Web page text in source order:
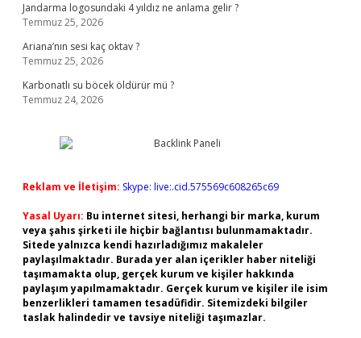
Jandarma logosundaki 4 yıldız ne anlama gelir ?
Temmuz 25, 2026
Ariana’nın sesi kaç oktav ?
Temmuz 25, 2026
Karbonatlı su böcek öldürür mü ?
Temmuz 24, 2026
Reklam ve İletişim: Skype: live:.cid.575569c608265c69
Yasal Uyarı: Bu internet sitesi, herhangi bir marka, kurum
veya şahıs şirketi ile hiçbir bağlantısı bulunmamaktadır.
Sitede yalnızca kendi hazırladığımız makaleler
paylaşılmaktadır. Burada yer alan içerikler haber niteliği
taşımamakta olup, gerçek kurum ve kişiler hakkında
paylaşım yapılmamaktadır. Gerçek kurum ve kişiler ile isim
benzerlikleri tamamen tesadüfidir. Sitemizdeki bilgiler
taslak halindedir ve tavsiye niteliği taşımazlar.